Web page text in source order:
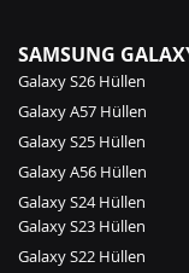
SAMSUNG
Galaxy S26 Hüllen
Galaxy A57 Hüllen
Galaxy S25 Hüllen
Galaxy A56 Hüllen
Galaxy S24 Hüllen
Galaxy S23 Hüllen
Galaxy S22 Hüllen